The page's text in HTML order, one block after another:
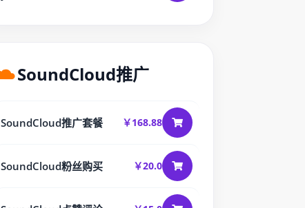
SoundCloud推广
SoundCloud推广套餐 ￥168.88
SoundCloud粉丝购买 ￥20.0